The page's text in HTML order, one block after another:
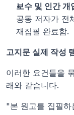
보수 및 인간 개
공동 저자가 전
재집필 완료함.
고지문 실제 작성
이러한 요건들을
래와 같습니다.
"본 원고를 집필하